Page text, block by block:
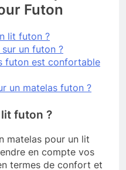
Futon
lit futon ?
un futon ?
futon est confortable
un matelas futon ?
futon ?
matelas pour un lit
en compte vos
termes de confort et